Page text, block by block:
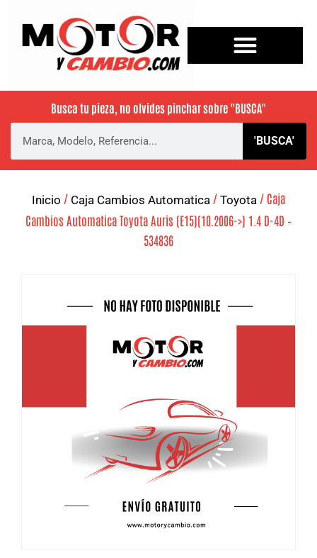
Busca tu pieza, no olvides pinchar sobre "BUSCA"
'BUSCA'
Inicio / Caja Cambios Automatica / Toyota / Caja
Cambios Automatica Toyota Auris (E15)(10.2006->) 1.4 D-4D –
534836